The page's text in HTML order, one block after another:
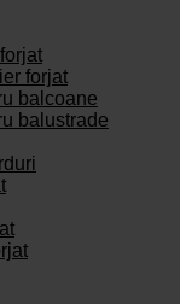
forjat
balcoane
balustrade